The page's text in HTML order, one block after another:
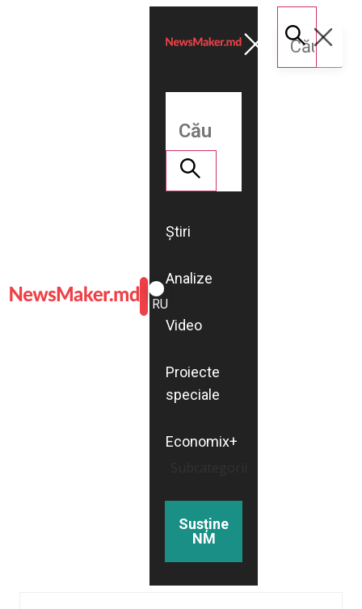
ROMÂNĂ
RU
Știri
Analize
Video
Proiecte
speciale
Economix+
Susține
NM